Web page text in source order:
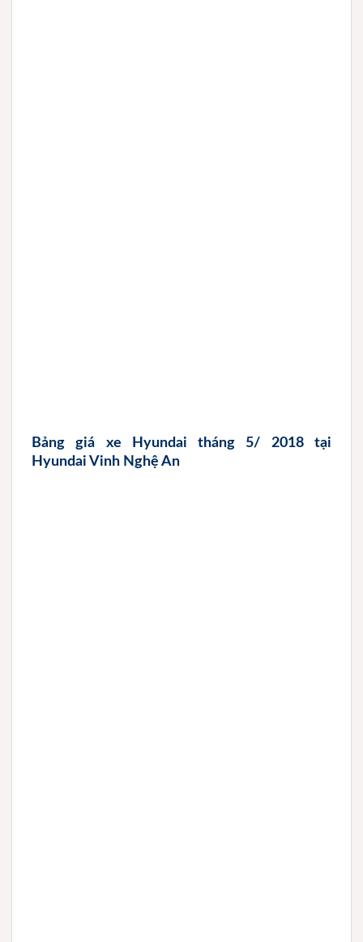
Bảng giá xe Hyundai tháng 5/ 2018 tại
Hyundai Vinh Nghệ An